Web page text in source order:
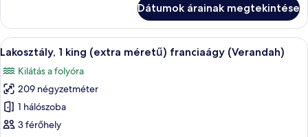
méretű)
franciaágy
(Riverfront)
(extra
méretű)
franciaágy
(Riverfront)
további
részletei
Dátumok árainak megtekintése
A
következő
szoba
összes
képének
megtekintése:
Egy modern szállodaszoba, nagy
6
Lakosztály, 1 king (extra méretű) franciaágy (Verandah)
Kilátás a folyóra
209 négyzetméter
1 hálószoba
3 férőhely